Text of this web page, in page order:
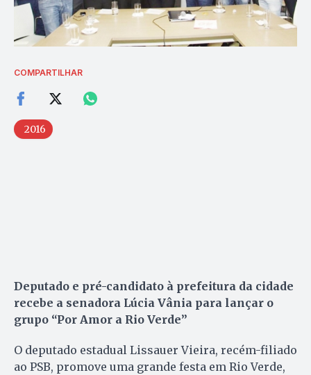
COMPARTILHAR
2016
Deputado e pré-candidato à prefeitura da cidade
recebe a senadora Lúcia Vânia para lançar o
grupo “Por Amor a Rio Verde”
O deputado estadual Lissauer Vieira, recém-filiado
ao PSB, promove uma grande festa em Rio Verde,